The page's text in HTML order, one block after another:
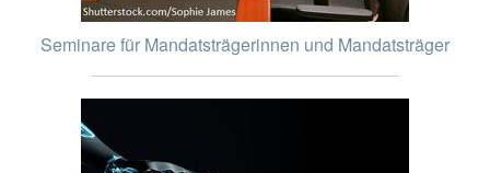
Seminare für Mandatsträgerinnen und Mandatsträger